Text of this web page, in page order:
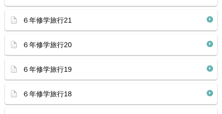
６年修学旅行21
６年修学旅行20
６年修学旅行19
６年修学旅行18